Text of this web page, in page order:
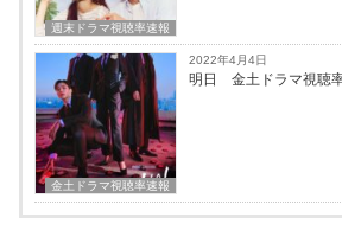
週末ドラマ視聴率速報
金土ドラマ視聴率速報
2022年4月4日
明日 金土ドラマ視聴